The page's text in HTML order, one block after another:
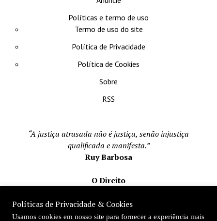
Políticas e termo de uso
Termo de uso do site
Política de Privacidade
Política de Cookies
Sobre
RSS
“A justiça atrasada não é justiça, senão injustiça
qualificada e manifesta.”
Ruy Barbosa
O Direito
Mateus Matos
Políticas de Privacidade & Cookies
Usamos cookies em nosso site para fornecer a experiência mais